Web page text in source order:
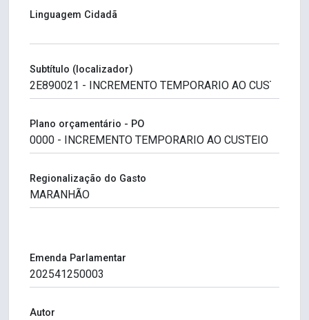
Linguagem Cidadã
Subtítulo (localizador)
Plano orçamentário - PO
Regionalização do Gasto
Emenda Parlamentar
Autor